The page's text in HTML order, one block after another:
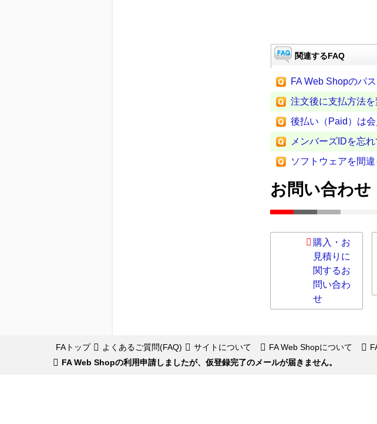
関連するFAQ
FA Web Shopのパ
注文後に支払方法
後払い（Paid）は
メンバーズIDを忘
ソフトウェアを間
お問い合わせ
購入・お
見積りに
関するお
問い合わ
せ
FAトップ よくあるご質問(FAQ) サイトについて FA Web Shopについて
FA Web Shopの利用申請しましたが、仮登録完了のメールが届きません。